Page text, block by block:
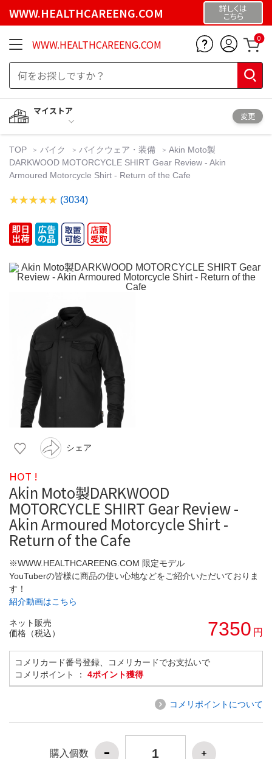
WWW.HEALTHCAREENG.COM 詳しくは
こちら
WWW.HEALTHCAREENG.COM 0
マイストア
変更
TOP バイク バイクウェア・装備
Akin Moto製
DARKWOOD MOTORCYCLE SHIRT Gear Review - Akin
Armoured Motorcycle Shirt - Return of the Cafe
(3034)
シェア
HOT !
Akin Moto製DARKWOOD
MOTORCYCLE SHIRT Gear Review -
Akin Armoured Motorcycle Shirt -
Return of the Cafe
※WWW.HEALTHCAREENG.COM 限定モデル
YouTuberの皆様に商品の使い心地などをご紹介いただいておりま
す！
紹介動画はこちら
ネット販売
価格（税込）
7350 円
コメリカード番号登録、コメリカードでお支払いで
コメリポイント ： 4ポイント獲得
コメリポイントについて
購入個数